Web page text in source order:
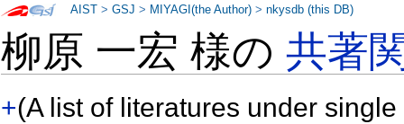
柳原 一宏 様の共著
+(A list of literatures under
AIST >GSJ > MIYAGI(the Author) >nkysdb (this DB)